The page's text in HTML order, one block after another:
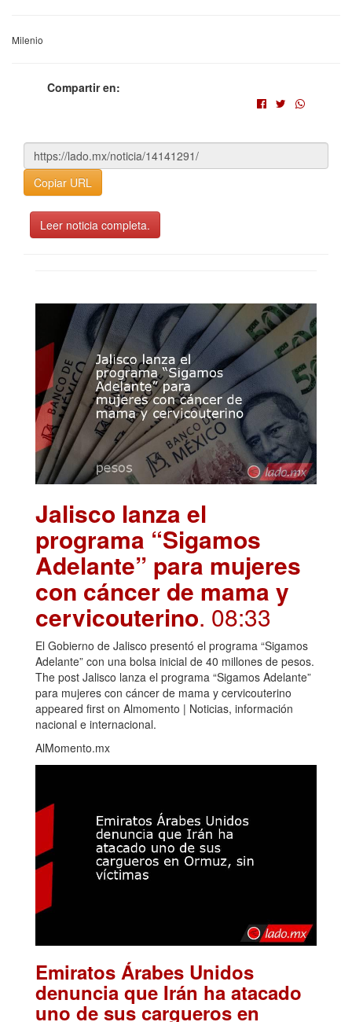
Milenio
Compartir en:
Copiar URL
Leer noticia completa.
Jalisco lanza el
programa “Sigamos
Adelante” para mujeres
con cáncer de mama y
cervicouterino. 08:33
El Gobierno de Jalisco presentó el programa “Sigamos
Adelante” con una bolsa inicial de 40 millones de pesos.
The post Jalisco lanza el programa “Sigamos Adelante”
para mujeres con cáncer de mama y cervicouterino
appeared first on Almomento | Noticias, información
nacional e internacional.
AlMomento.mx
Emiratos Árabes Unidos
denuncia que Irán ha atacado
uno de sus cargueros en